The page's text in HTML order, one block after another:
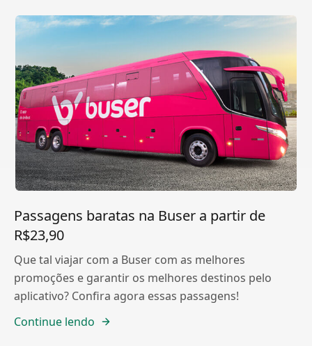
Passagens baratas na Buser a partir de
R$23,90
Que tal viajar com a Buser com as melhores
promoções e garantir os melhores destinos pelo
aplicativo? Confira agora essas passagens!
Continue lendo